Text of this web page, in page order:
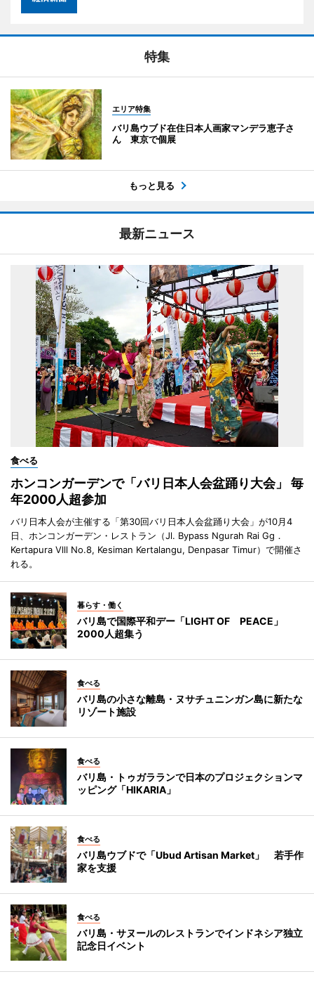
特集
エリア特集
バリ島ウブド在住日本人画家マンデラ恵子さ
ん 東京で個展
もっと見る
最新ニュース
食べる
ホンコンガーデンで「バリ日本人会盆踊り大会」 毎
年2000人超参加
バリ日本人会が主催する「第30回バリ日本人会盆踊り大会」が10月4
日、ホンコンガーデン・レストラン（Jl. Bypass Ngurah Rai Gg．
Kertapura Vlll No.8, Kesiman Kertalangu, Denpasar Timur）で開催さ
れる。
暮らす・働く
バリ島で国際平和デー「LIGHT OF PEACE」
2000人超集う
食べる
バリ島の小さな離島・ヌサチュニンガン島に新たな
リゾート施設
食べる
バリ島・トゥガラランで日本のプロジェクションマ
ッピング「HIKARIA」
食べる
バリ島ウブドで「Ubud Artisan Market」 若手作
家を支援
食べる
バリ島・サヌールのレストランでインドネシア独立
記念日イベント